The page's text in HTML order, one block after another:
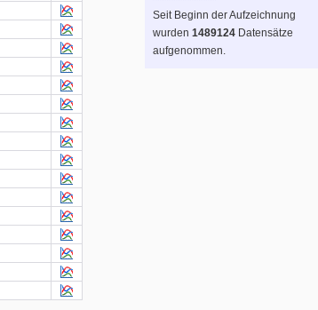
Seit Beginn der Aufzeichnung
wurden 1489124 Datensätze
aufgenommen.